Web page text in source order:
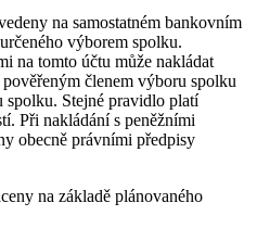
na samostatném bankovním
výborem spolku.
na tomto účtu může nakládat
členem výboru spolku
spolku. Stejné pravidlo platí
Při nakládání s peněžními
obecně právními předpisy
na základě plánovaného